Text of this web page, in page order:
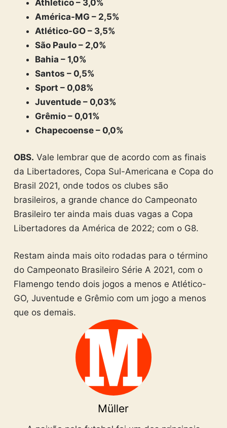
Athletico – 3,0%
América-MG – 2,5%
Atlético-GO – 3,5%
São Paulo – 2,0%
Bahia – 1,0%
Santos – 0,5%
Sport – 0,08%
Juventude – 0,03%
Grêmio – 0,01%
Chapecoense – 0,0%
OBS. Vale lembrar que de acordo com as finais
da Libertadores, Copa Sul-Americana e Copa do
Brasil 2021, onde todos os clubes são
brasileiros, a grande chance do Campeonato
Brasileiro ter ainda mais duas vagas a Copa
Libertadores da América de 2022; com o G8.
Restam ainda mais oito rodadas para o término
do Campeonato Brasileiro Série A 2021, com o
Flamengo tendo dois jogos a menos e Atlético-
GO, Juventude e Grêmio com um jogo a menos
que os demais.
Müller